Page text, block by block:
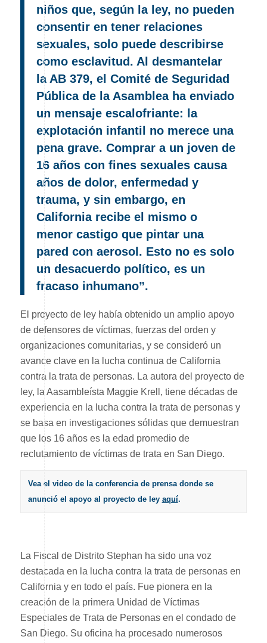
niños que, según la ley, no pueden
consentir en tener relaciones
sexuales, solo puede describirse
como esclavitud. Al desmantelar
la AB 379, el Comité de Seguridad
Pública de la Asamblea ha enviado
un mensaje escalofriante: la
explotación infantil no merece una
pena grave. Comprar a un joven de
16 años con fines sexuales causa
años de dolor, enfermedad y
trauma, y ​​sin embargo, en
California recibe el mismo o
menor castigo que pintar una
pared con aerosol. Esto no es solo
un desacuerdo político, es un
fracaso inhumano”.
El proyecto de ley había obtenido un amplio apoyo
de defensores de víctimas, fuerzas del orden y
organizaciones comunitarias, y se consideró un
avance clave en la lucha continua de California
contra la trata de personas. La autora del proyecto de
ley, la Aasambleísta Maggie Krell, tiene décadas de
experiencia en la lucha contra la trata de personas y
se basa en investigaciones sólidas que demuestran
que los 16 años es la edad promedio de
reclutamiento de víctimas de trata en San Diego.
Vea el video de la conferencia de prensa donde se
anunció el apoyo al proyecto de ley aquí.
La Fiscal de Distrito Stephan ha sido una voz
destacada en la lucha contra la trata de personas en
California y en todo el país. Fue pionera en la
creación de la primera Unidad de Víctimas
Especiales de Trata de Personas en el condado de
San Diego. Su oficina ha procesado numerosos